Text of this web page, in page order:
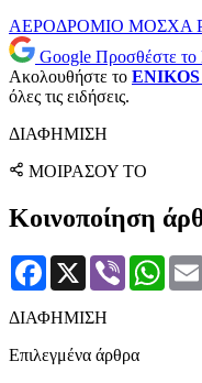
ΑΕΡΟΔΡΟΜΙΟ ΜΟΣΧΑ
Google Προσθέστε
Ακολουθήστε το ENIKOS
όλες τις ειδήσεις.
ΔΙΑΦΗΜΙΣΗ
ΜΟΙΡΑΣΟΥ ΤΟ
Κοινοποίηση
Facebook
X Viber
ΔΙΑΦΗΜΙΣΗ
Επιλεγμένα άρθρα